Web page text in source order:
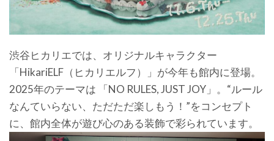
渋谷ヒカリエでは、オリジナルキャラクター
「HikariELF（ヒカリエルフ）」が今年も館内に登場。
2025年のテーマは 「NO RULES, JUST JOY」。“ルール
なんていらない、ただただ楽しもう！”をコンセプト
に、館内全体が遊び心のある装飾で彩られています。